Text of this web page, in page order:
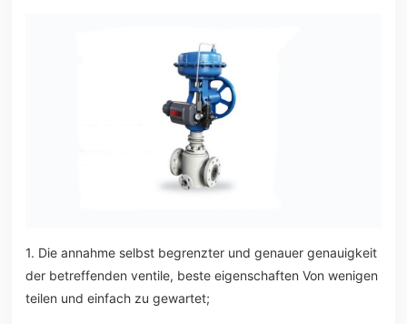
1. Die annahme selbst begrenzter und genauer genauigkeit
der betreffenden ventile, beste eigenschaften Von wenigen
teilen und einfach zu gewartet;